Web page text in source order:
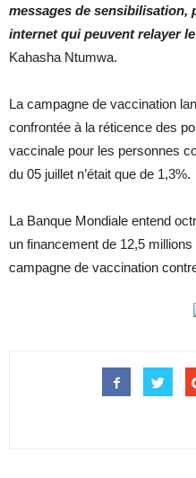
messages de sensibilisation,
internet qui peuvent relayer
Kahasha Ntumwa.
La campagne de vaccination
confrontée à la réticence des
vaccinale pour les personnes
du 05 juillet n’était que de 1,3%.
La Banque Mondiale entend
un financement de 12,5
campagne de vaccination